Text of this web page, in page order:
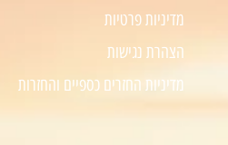
מדיניות פרטיות
הצהרת נגישות
מדיניות החזרים כספיים והחזרות